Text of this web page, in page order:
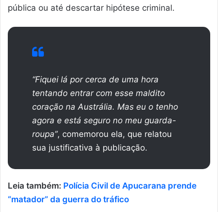
pública ou até descartar hipótese criminal.
“Fiquei lá por cerca de uma hora
tentando entrar com esse maldito
coração na Austrália. Mas eu o tenho
agora e está seguro no meu guarda-
roupa”, comemorou ela, que relatou
sua justificativa à publicação.
Leia também: Polícia Civil de Apucarana prende
“matador” da guerra do tráfico